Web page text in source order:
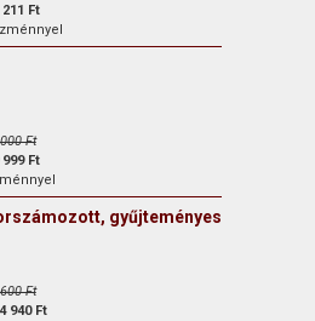
211 Ft
Ft
999 Ft
gyűjteményes
Ft
940 Ft